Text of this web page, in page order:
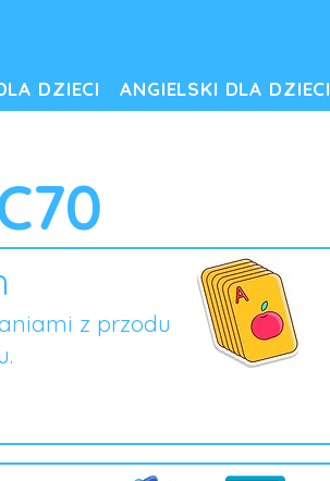
DZIECI ANGIELSKI DLA DZIECI
z przodu